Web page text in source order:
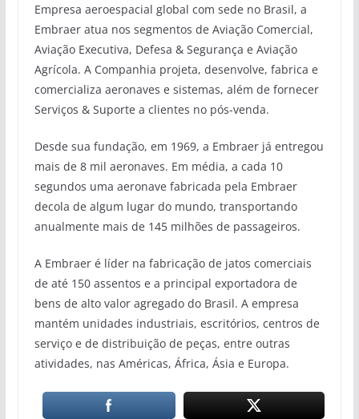
Empresa aeroespacial global com sede no Brasil, a
Embraer atua nos segmentos de Aviação Comercial,
Aviação Executiva, Defesa & Segurança e Aviação
Agrícola. A Companhia projeta, desenvolve, fabrica e
comercializa aeronaves e sistemas, além de fornecer
Serviços & Suporte a clientes no pós-venda.
Desde sua fundação, em 1969, a Embraer já entregou
mais de 8 mil aeronaves. Em média, a cada 10
segundos uma aeronave fabricada pela Embraer
decola de algum lugar do mundo, transportando
anualmente mais de 145 milhões de passageiros.
A Embraer é líder na fabricação de jatos comerciais
de até 150 assentos e a principal exportadora de
bens de alto valor agregado do Brasil. A empresa
mantém unidades industriais, escritórios, centros de
serviço e de distribuição de peças, entre outras
atividades, nas Américas, África, Ásia e Europa.